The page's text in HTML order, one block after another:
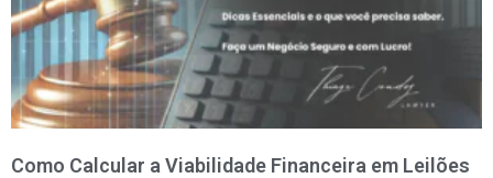
Como Calcular a Viabilidade Financeira em Leilões